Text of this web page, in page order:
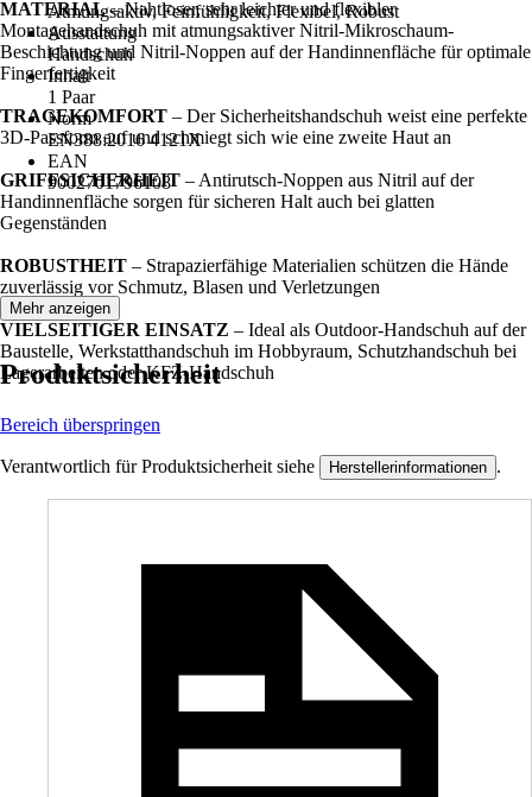
Atmungsaktiv, Feinfühligkeit, Flexibel, Robust
Ausstattung
Handschuh
Inhalt
1 Paar
Norm
EN388:2016 4121X
EAN
9002701796108
MATERIAL– Nahtloser, sehr leichter und flexibler
Montagehandschuh mit atmungsaktiver Nitril-Mikroschaum-
Beschichtung und Nitril-Noppen auf der Handinnenfläche für optimale
Fingerfertigkeit
TRAGEKOMFORT – Der Sicherheitshandschuh weist eine perfekte
3D-Passform auf und schmiegt sich wie eine zweite Haut an
GRIFFSICHERHEIT – Antirutsch-Noppen aus Nitril auf der
Handinnenfläche sorgen für sicheren Halt auch bei glatten
Gegenständen
ROBUSTHEIT – Strapazierfähige Materialien schützen die Hände
zuverlässig vor Schmutz, Blasen und Verletzungen
VIELSEITIGER EINSATZ – Ideal als Outdoor-Handschuh auf der
Baustelle, Werkstatthandschuh im Hobbyraum, Schutzhandschuh bei
Lagerarbeiten oder KFZ-Handschuh
Mehr anzeigen
Produktsicherheit
Bereich überspringen
Verantwortlich für Produktsicherheit siehe Herstellerinformationen .